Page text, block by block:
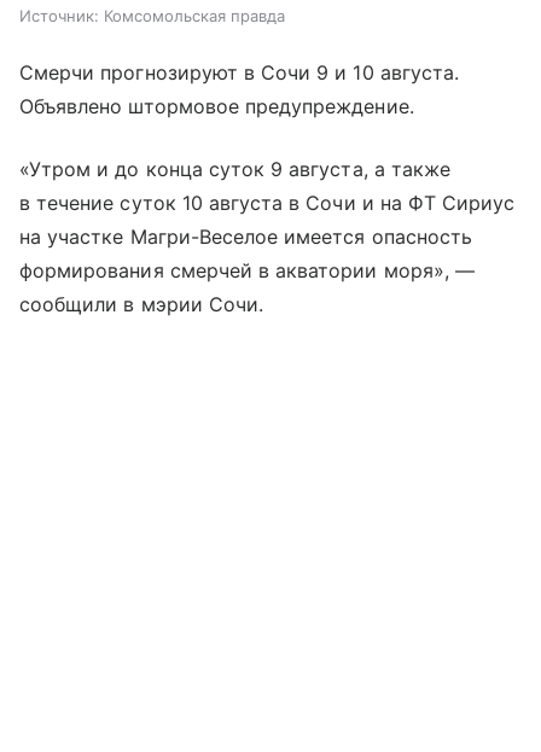
Источник: Комсомольская правда
Смерчи прогнозируют в Сочи 9 и 10 августа.
Объявлено штормовое предупреждение.
«Утром и до конца суток 9 августа, а также
в течение суток 10 августа в Сочи и на ФТ Сириус
на участке Магри-Веселое имеется опасность
формирования смерчей в акватории моря», —
сообщили в мэрии Сочи.